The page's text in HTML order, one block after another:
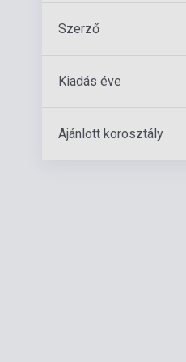
Szerző
Kiadás éve
Ajánlott korosztály